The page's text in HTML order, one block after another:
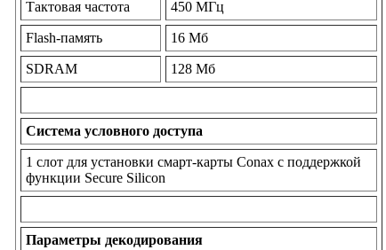
Тактовая частота 450 МГц
Flash-память 16 Мб
SDRAM 128 Мб
Система условного доступа
1 слот для установки смарт-карты Conax с поддержкой
функции Secure Silicon
Параметры декодирования